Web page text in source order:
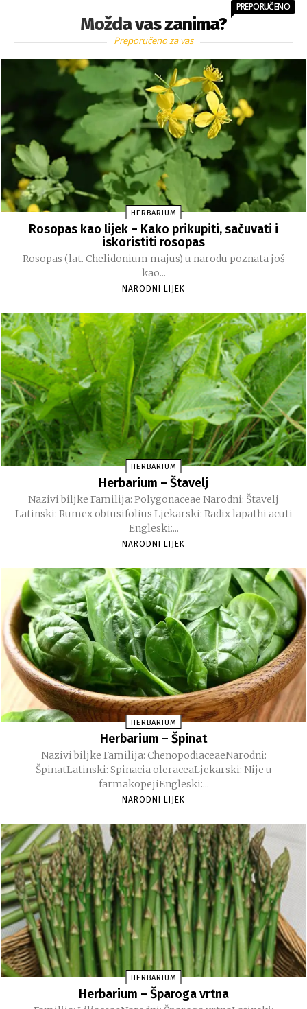
Možda vas zanima?
PREPORUČENO
Preporučeno za vas
HERBARIUM
Rosopas kao lijek – Kako prikupiti, sačuvati i
iskoristiti rosopas
Rosopas (lat. Chelidonium majus) u narodu poznata još
kao...
NARODNI LIJEK
HERBARIUM
Herbarium – Štavelj
Nazivi biljke Familija: Polygonaceae Narodni: Štavelj
Latinski: Rumex obtusifolius Ljekarski: Radix lapathi acuti
Engleski:...
NARODNI LIJEK
HERBARIUM
Herbarium – Špinat
Nazivi biljke Familija: ChenopodiaceaeNarodni:
ŠpinatLatinski: Spinacia oleraceaLjekarski: Nije u
farmakopejiEngleski:...
NARODNI LIJEK
HERBARIUM
Herbarium – Šparoga vrtna